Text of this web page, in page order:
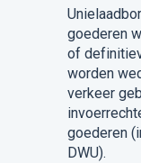
goederen
of
worden
verkeer
goederen
DWU).